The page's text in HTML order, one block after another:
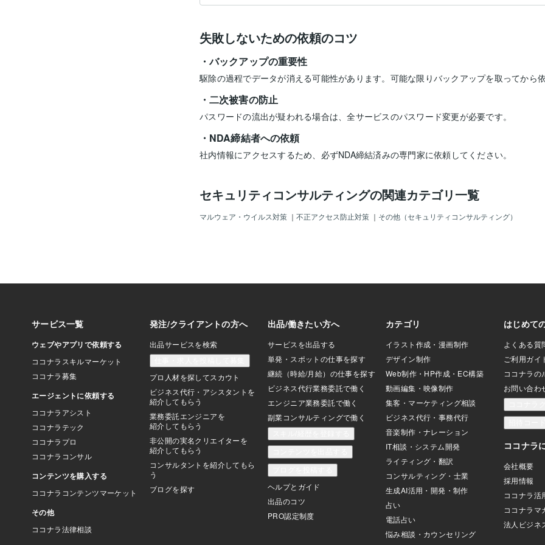
失敗しないための依頼のコツ
バックアップの重要性
駆除の過程でデータが消える可能性があります。可能な限りバックアップを取ってから
二次被害の防止
パスワードの流出が疑われる場合は、全サービスのパスワード変更が必要です。
NDA締結者への依頼
社内情報にアクセスするため、必ずNDA締結済みの専門家に依頼してください。
セキュリティコンサルティングの関連カテゴリ一覧
マルウェア・ウイルス対策 ｜ 不正アクセス防止対策 ｜ その他（セキュリティコンサルティング）